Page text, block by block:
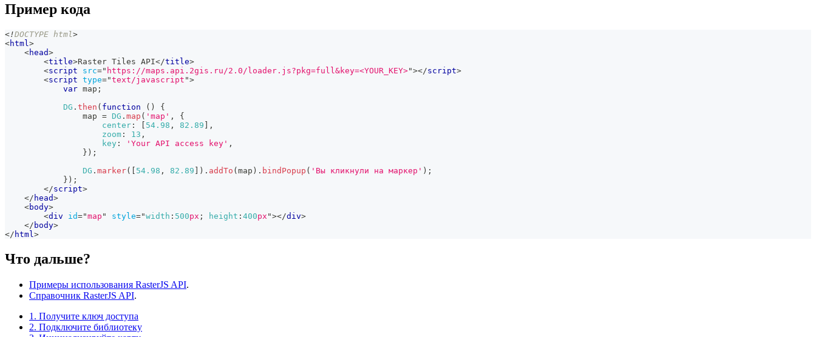
Пример кода
<!DOCTYPE html>
<html >
<head>
<title>Raster Tiles API</title>
<script src=" https://maps.api.2gis.ru/2.0/loader.js?pkg=full&key=<YOUR_KEY>"></script>
<script type="text/javascript ">
var map ;
DG . then ( function ( )
{
                map
= DG . map ( 'map' ,
{
center : 54.98 , 82.89
,
zoom : 13 ,
key : 'Your API access key' ,
} ) ;
DG . marker( 54.98 , 82.89 ) . addTo ( map ) . bindPopup ( 'Вы кликнули на маркер' ) ;
} ) ;
</script>
</ head>
<body>
<div id="map " style="width : 500px ; height : 400px "></div>
</ body>
</ html >
Что дальше?
Примеры использования RasterJS API.
Справочник RasterJS API.
1. Получите ключ доступа
2. Подключите библиотеку